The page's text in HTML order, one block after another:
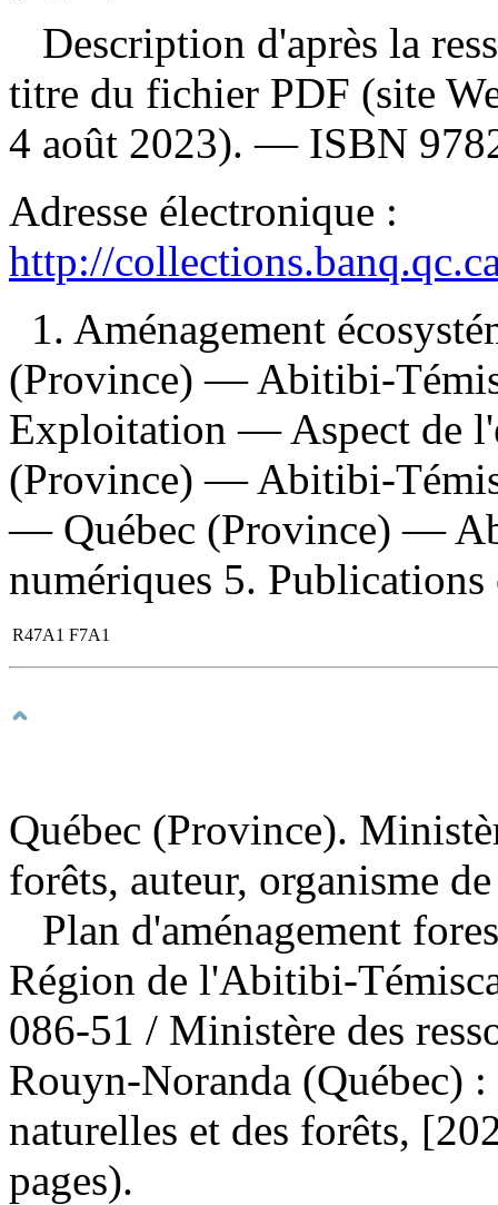
Description d'après la
titre du fichier PDF (site
4 août 2023). — ISBN
Adresse électronique :
http://
1. Aménagement
(Province) — Abitibi-
Exploitation — Aspect de
(Province) — Abitibi-
— Québec (Province) —
numériques 5.
R47A1 F7A1
Québec (Province).
forêts, auteur, organisme
Plan d'aménagement
Région de l'Abitibi-
086-51 / Ministère des
Rouyn-Noranda (Québec)
naturelles et des forêts,
pages).